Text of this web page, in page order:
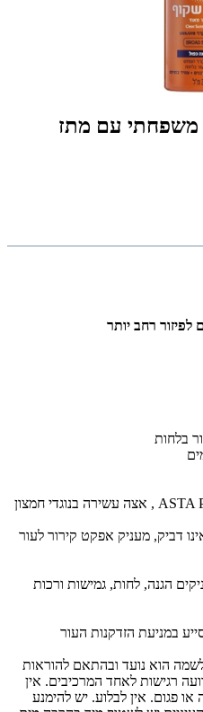
משפחתי עם מתז
בלחות
דביק, מעניק אפקט קירור לעור
הגנה, לחות, גמישות ורכות
הוא נועד ובהתאם להוראות
רגישות לאחד המרכיבים. אין
או פגום. אין לבלוע. יש להימנע